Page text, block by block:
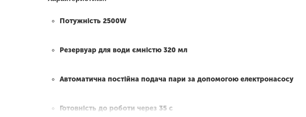
Потужність 2500W
Резервуар для води ємністю 320 мл
Автоматична постійна подача пари за допомогою електронасосу
Готовність до роботи через 35 с